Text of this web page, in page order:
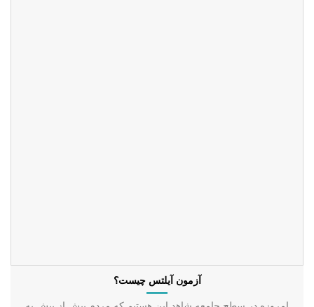
آزمون آیلتس چیست؟